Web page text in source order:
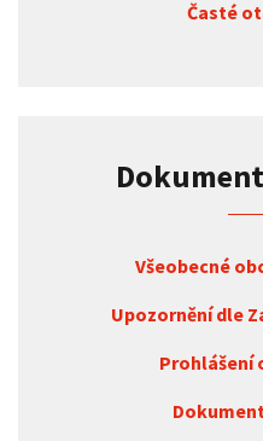
Časté
Všeobecné
Upozornění dle
Prohlášení